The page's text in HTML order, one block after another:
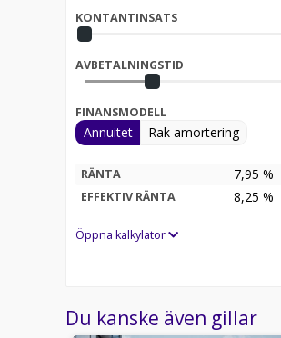
KONTANTINSATS
AVBETALNINGSTID
FINANSMODELL
Annuitet Rak amortering
RÄNTA 7,95 %
EFFEKTIV RÄNTA 8,25 %
Öppna kalkylator
Du kanske även gillar